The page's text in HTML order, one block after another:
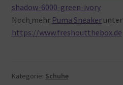
shadow-6000-green-ivory
Noch mehr Puma Sneakerunter
https://www.freshoutthebox.de
Kategorie: Schuhe